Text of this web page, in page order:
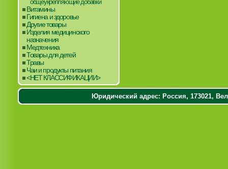
общеукрепляющие добавки
Витамины
Гигиена и здоровье
Другие товары
Изделия медицинского
назначения
Медтехника
Товары для детей
Травы
Чаи и продукты питания
<НЕТ КЛАССИФИКАЦИИ>
Юридический адрес: Россия, 173021,